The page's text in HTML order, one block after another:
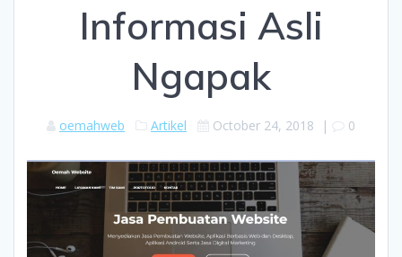
Informasi Asli
Ngapak
oemahweb Artikel October 24, 2018 | 0